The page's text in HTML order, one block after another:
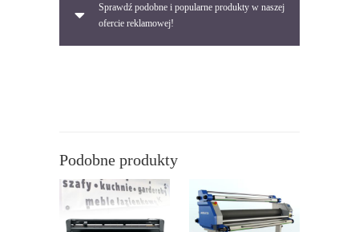
Sprawdź podobne i popularne produkty w naszej
ofercie reklamowej!
Podobne produkty